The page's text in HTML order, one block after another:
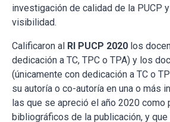
investigación de calidad de la PUCP
visibilidad.
Calificaron al RI PUCP 2020 los
dedicación a TC, TPC o TPA) y los
(únicamente con dedicación a TC o
su autoría o co-autoría en una o más
las que se apreció el año 2020 como
bibliográficos de la publicación, y